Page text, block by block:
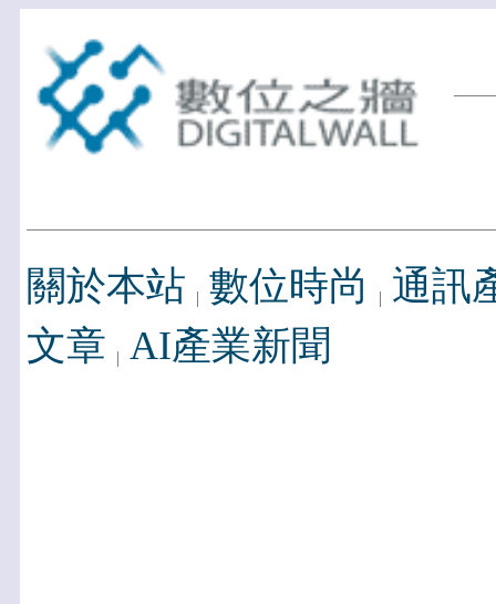
關於本站 數位時尚
通訊
文章 AI產業新聞